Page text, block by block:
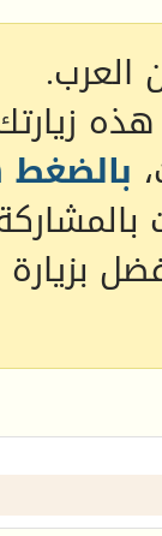
العرب.
بالضغط